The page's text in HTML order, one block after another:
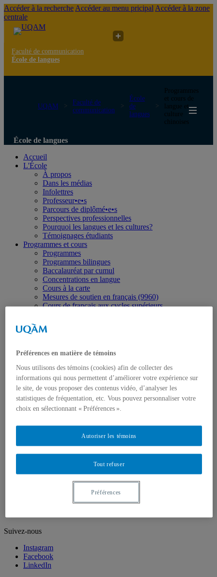
Accéder à la recherche Accéder au menu pricipal Accéder à la zone
centrale
Faculté de communication
École de langues
UQAM
Faculté de
communication
École
de
langues
Programmes
et cours de
langue et
culture
chinoises
École de langues
Accueil
L'École
À propos
Dans les médias
Infolettres
Professeur•e•s
Parcours de diplômé•e•s
Perspectives professionnelles
Pourquoi les langues et les cultures?
Témoignages étudiants
Programmes et cours
Programmes
Programmes bilingues
Baccalauréat par cumul
Concentrations en langue
Cours à la carte
Mesures de soutien en français (9960)
Cours de français aux cycles supérieurs
Horaires
Langues
Allemand
Anglais
Arabe
Chinois
Espagnol
Français langue seconde
Français et anglais
Japonais
Langues asiatiques
LSQ (langue des signes québécoise)
Langues modernes
Suivez-nous
Instagram
Facebook
LinkedIn
Préférences en matière de témoins
Nous utilisons des témoins (cookies) afin de collecter des
informations qui nous permettent d’améliorer votre expérience sur
le site, de vous proposer des contenus vidéo, d’analyser les
statistiques de fréquentation, etc. Vous pouvez personnaliser votre
choix en sélectionnant « Préférences ».
Tout refuser
Autoriser les témoins
Préférences